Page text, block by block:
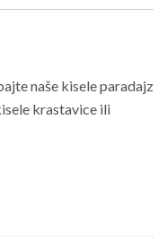
naše kisele paradajz
krastavice ili